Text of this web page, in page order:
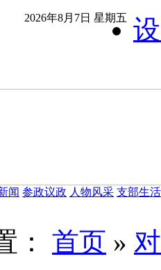
2026年8月7日 星期五
闻 参政议政 人物风采 支部生活
： 首页 »